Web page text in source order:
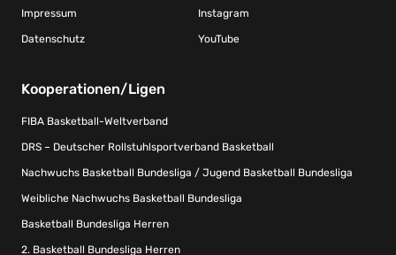
Impressum
Datenschutz
Instagram
YouTube
Kooperationen/Ligen
FIBA Basketball-Weltverband
DRS – Deutscher Rollstuhlsportverband Basketball
Nachwuchs Basketball Bundesliga / Jugend Basketball Bundesliga
Weibliche Nachwuchs Basketball Bundesliga
Basketball Bundesliga Herren
2. Basketball Bundesliga Herren